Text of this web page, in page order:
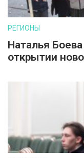
РЕГИОНЫ
Наталья
открытии